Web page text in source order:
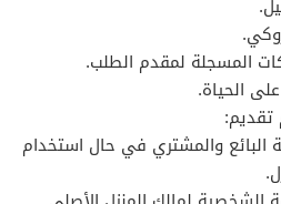
المسجلة لمقدم الطلب.
الحياة.
البائع والمشتري في حال استخدام